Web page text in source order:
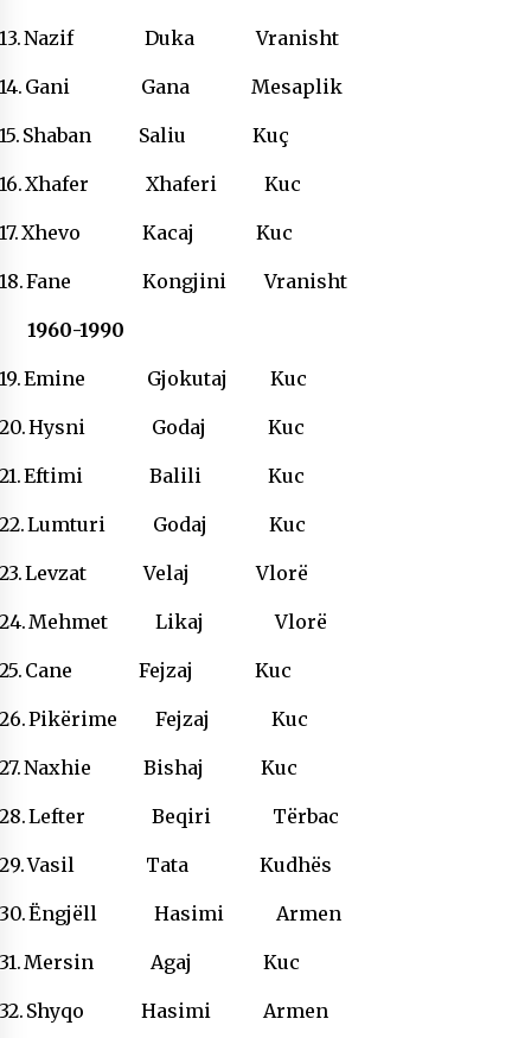
Nazif Duka Vranisht
Gani Gana Mesaplik
Shaban Saliu Kuç
Xhafer Xhaferi Kuc
Xhevo Kacaj Kuc
Fane Kongjini Vranisht
1960-1990
Emine Gjokutaj Kuc
Hysni Godaj Kuc
Eftimi Balili Kuc
Lumturi Godaj Kuc
Levzat Velaj Vlorë
Mehmet Likaj Vlorë
Cane Fejzaj Kuc
Pikërime Fejzaj Kuc
Naxhie Bishaj Kuc
Lefter Beqiri Tërbac
Vasil Tata Kudhës
Ëngjëll Hasimi Armen
Mersin Agaj Kuc
Shyqo Hasimi Armen